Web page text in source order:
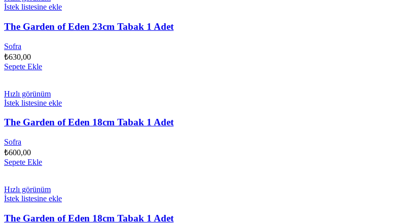
İstek listesine ekle
The Garden of Eden 23cm Tabak 1 Adet
Sofra
₺630,00
Sepete Ekle
Hızlı görünüm
İstek listesine ekle
The Garden of Eden 18cm Tabak 1 Adet
Sofra
₺600,00
Sepete Ekle
Hızlı görünüm
İstek listesine ekle
The Garden of Eden 18cm Tabak 1 Adet